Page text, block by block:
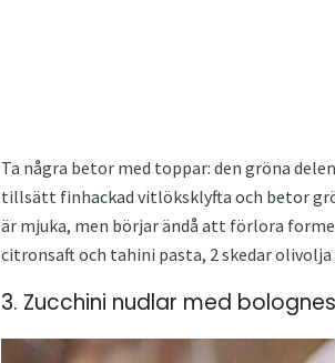
Ta några betor med toppar: den gröna
tillsätt finhackad vitlöksklyfta och betor
är mjuka, men börjar ändå att förlora
citronsaft och tahini pasta, 2 skedar
3. Zucchini nudlar med